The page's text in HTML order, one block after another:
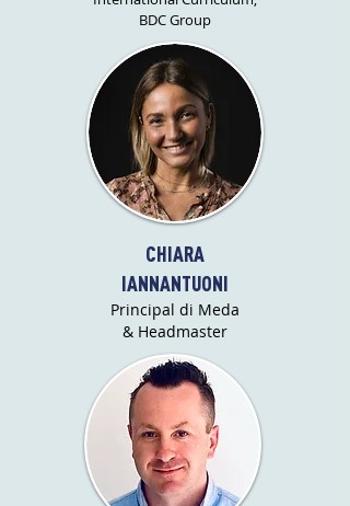
BDC Group
CHIARA
IANNANTUONI
Principal di Meda
& Headmaster